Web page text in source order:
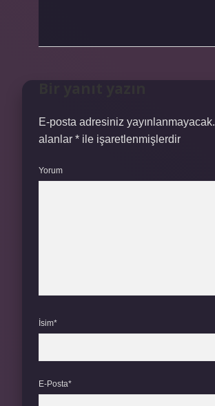
E-posta adresiniz yayınlanmayacak.
alanlar * ile işaretlenmişlerdir
Yorum
İsim*
E-Posta*